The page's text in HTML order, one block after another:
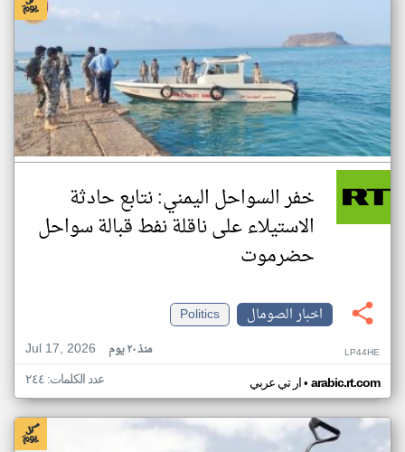
خفر السواحل اليمني: نتابع حادثة
الاستيلاء على ناقلة نفط قبالة سواحل
حضرموت
اخبار الصومال
Politics
Jul 17, 2026
منذ ٢٠ يوم LP44HE
ار تي عربي• arabic.rt.com عدد الكلمات: ٢٤٤